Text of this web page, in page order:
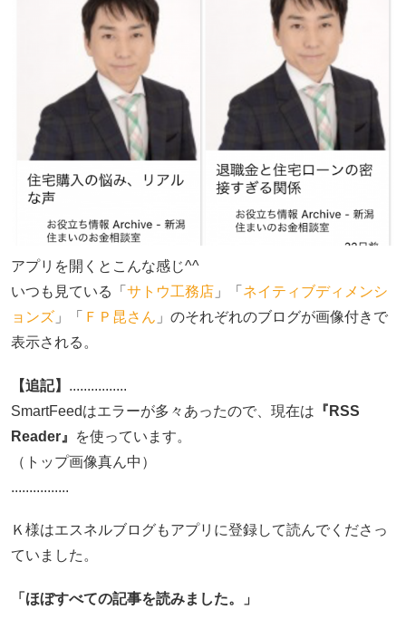
アプリを開くとこんな感じ^^
いつも見ている「 サトウ工務店」「 ネイティブディメンシ
ョンズ」「 ＦＰ昆さん 」のそれぞれのブログが画像付きで
表示される。
【追記】 ................
SmartFeedはエラーが多々あったので、現在は 『RSS
Reader』
を使っています。
（トップ画像真ん中）
................
Ｋ様はエスネルブログもアプリに登録して読んでくださっ
ていました。
「ほぼすべての記事を読みました。」